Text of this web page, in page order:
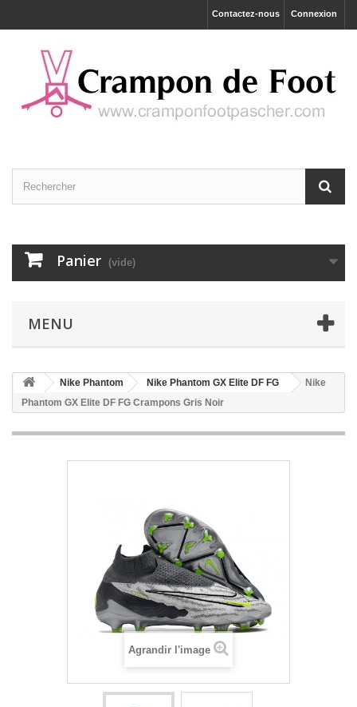
Connexion
Contactez-nous
Panier (vide)
MENU
Nike Phantom Nike Phantom GX Elite DF FG
Nike
Phantom GX Elite DF FG Crampons Gris Noir
Agrandir l'image